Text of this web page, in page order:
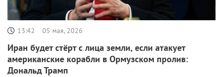
13:42 05 мая, 2026
Иран будет стёрт с лица земли, если атакует
американские корабли в Ормузском пролив:
Дональд Трамп